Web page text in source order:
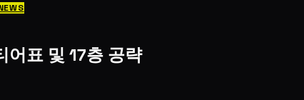
어표 및 17층 공략